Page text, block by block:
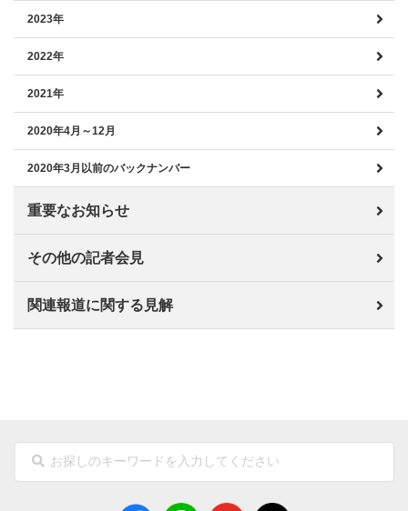
2023年
2022年
2021年
2020年4月～12月
2020年3月以前のバックナンバー
重要なお知らせ
その他の記者会見
関連報道に関する見解